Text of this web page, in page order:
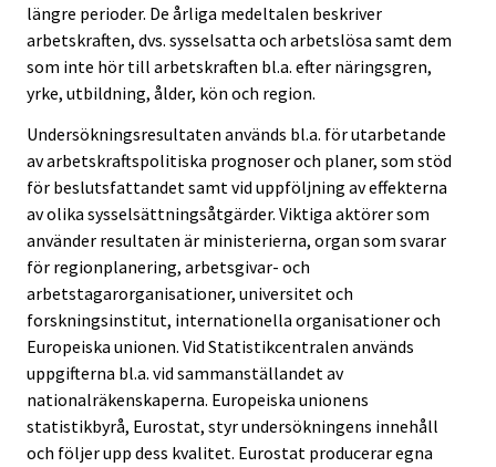
längre perioder. De årliga medeltalen beskriver
arbetskraften, dvs. sysselsatta och arbetslösa samt dem
som inte hör till arbetskraften bl.a. efter näringsgren,
yrke, utbildning, ålder, kön och region.
Undersökningsresultaten används bl.a. för utarbetande
av arbetskraftspolitiska prognoser och planer, som stöd
för beslutsfattandet samt vid uppföljning av effekterna
av olika sysselsättningsåtgärder. Viktiga aktörer som
använder resultaten är ministerierna, organ som svarar
för regionplanering, arbetsgivar- och
arbetstagarorganisationer, universitet och
forskningsinstitut, internationella organisationer och
Europeiska unionen. Vid Statistikcentralen används
uppgifterna bl.a. vid sammanställandet av
nationalräkenskaperna. Europeiska unionens
statistikbyrå, Eurostat, styr undersökningens innehåll
och följer upp dess kvalitet. Eurostat producerar egna